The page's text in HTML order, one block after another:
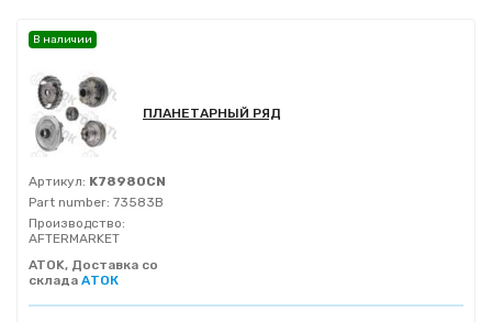
ПЛАНЕТАРНЫЙ РЯД
Артикул: K78980CN
Part number: 73583B
Производство:
AFTERMARKET
ATOK, Доставка со
склада АТОК
В наличии